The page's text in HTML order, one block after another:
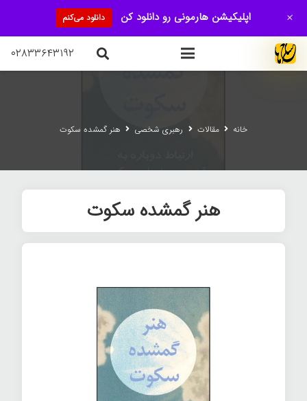
۰۲۸۳۳۶۴۳۱۹۲
خانه مقالات رهبری شخصی هنر گمشده سکوت
هنر گمشده سکوت
اپلیکیشن هارمونی رو دانلود کن دانلود می‌کنم +